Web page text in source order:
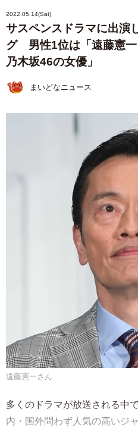
2022.05.14(Sat)
サスペンスドラマに出演
グ 男性1位は「遠藤憲
乃木坂46の女優」
まいどなニュース
遠藤憲一さん
多くのドラマが放送される中
内・国外問わず人気の高いジ